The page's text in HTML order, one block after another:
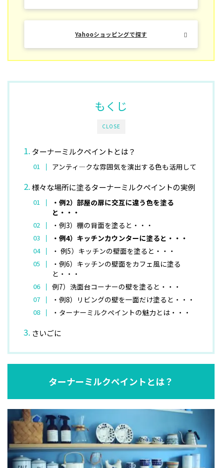
Yahooショッピングで探す
CLOSE
もくじ
ターナーミルクペイントとは？
アンティ―クな雰囲気を演出する色も活用して
様々な場所に塗るターナーミルクペイントの実例
・例2）部屋の扉に交互に違う色を塗る
と・・・
・例3）棚の背面を塗ると・・・
・例4）キッチンカウンターに塗ると・・・
・ 例5）キッチンの壁面を塗ると・・・
・例6）キッチンの壁面をカフェ風に塗る
と・・・
例7）洗面台コーナーの壁を塗ると・・・
・例8）リビングの壁を一面だけ塗ると・・・
・ターナーミルクペイントの魅力とは・・・
さいごに
ターナーミルクペイントとは？